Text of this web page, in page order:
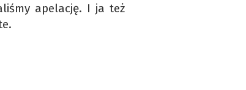
apelację. I ja też